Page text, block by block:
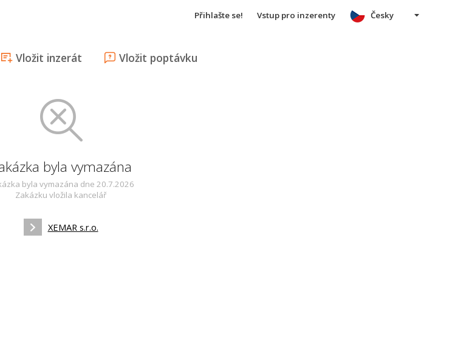
Přihlašte se! Vstup pro inzerenty
Vložit inzerát Vložit poptávku
Česky
byla vymazána
byla vymazána dne 20.7.2026
Zakázku vložila kancelář
XEMAR s.r.o.